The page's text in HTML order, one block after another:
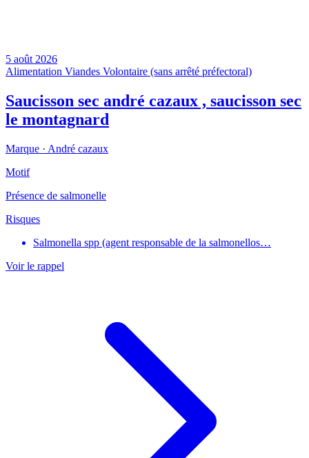
5 août 2026
Alimentation Viandes Volontaire (sans arrêté préfectoral)
Saucisson sec andré cazaux , saucisson sec
le montagnard
Marque · André cazaux
Motif
Présence de salmonelle
Risques
Salmonella spp (agent responsable de la salmonellos…
Voir le rappel